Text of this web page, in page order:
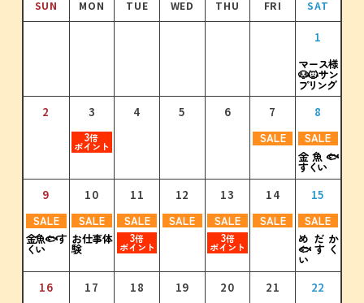
SUN MON TUE WED THU FRI SAT
1
マース様
🐶🐱サン
プリング
2
3
3倍
ポイント
4 5 6
7
SALE
8
SALE
金魚🐟
すくい
9
SALE
金魚🐟す
くい
10
SALE
お仕事体
験
11
SALE
3倍
ポイント
12
SALE
13
SALE
3倍
ポイント
14
SALE
15
SALE
めだか
🐟すく
い
16
17
18
19
20
21
22
SUN MON TUE WED THU FRI SAT
5
6 7 8 9 10 11
ポイント
12
3倍
ポイント
19
20
3倍
ポイント
21 22
3倍
ポイント
23 24 25 26
27 28 29 30
SUN MON TUE WED THU FRI SAT
3
3倍
ポイント
4 5 6 7 8 9 10
3倍
ポイント
12
3倍
ポイント
17
18
3倍
ポイント
19 20 21 22
3倍
ポイント
23 24
25 26 27 28 29 30 31
SUN MON TUE WED THU FRI SAT
7
8 9 10 11 12 13
ポイント
14
3倍
ポイント
21
22
3倍
ポイント
23
3倍
ポイント
24 25 26 27 28
29 30
SUN MON TUE WED THU FRI SAT
5
6 7 8 9 10 11
ポイント
12
3倍
ポイント
19
20
3倍
ポイント
21 22
3倍
ポイント
23 24 25 26
27 28 29 30 31
SUN MON TUE WED THU FRI SAT
2
3
3
4 5 6 7 8 9
11
3倍
ポイント
3倍
ポイント
16
17
3倍
ポイント
18 19 20 21 22 23
3倍
ポイント
24 25 26 27 28 29 30